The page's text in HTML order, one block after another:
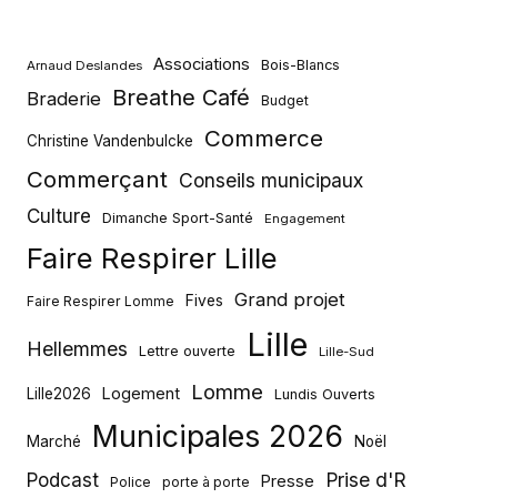
Arnaud Deslandes Associations Bois-Blancs
Braderie Breathe Café Budget
Christine Vandenbulcke
Commerce
Commerçant Conseils municipaux
Culture
Dimanche Sport-Santé Engagement
Faire Respirer Lille
Faire Respirer Lomme Fives Grand projet
Hellemmes Lettre ouverte Lille Lille-Sud
Lille2026 Logement Lomme Lundis Ouverts
Marché Municipales 2026 Noël
Podcast Police porte à porte Presse Prise d'R